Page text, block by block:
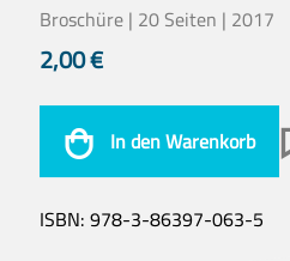
Broschüre | 20 Seiten | 2017
2,00€
In den Warenkorb
ISBN:978-3-86397-063-5